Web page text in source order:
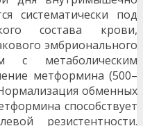
систематически под
состава крови,
эмбрионального
с метаболическим
метформина (500–
обменных
способствует
резистентности.